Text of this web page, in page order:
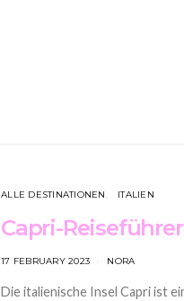
ALLE DESTINATIONEN ITALIEN
Capri-
17 FEBRUARY 2023 NORA
Die italienische Insel Capri ist